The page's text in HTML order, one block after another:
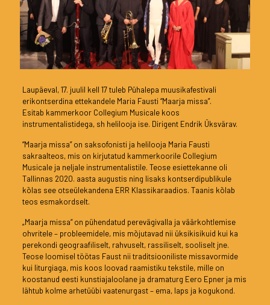
Laupäeval, 17. juulil kell 17 tuleb Pühalepa muusikafestivali
erikontserdina ettekandele Maria Fausti “Maarja missa”.
Esitab kammerkoor Collegium Musicale koos
instrumentalistidega, sh helilooja ise. Dirigent Endrik Üksvärav.
“Maarja missa” on saksofonisti ja helilooja Maria Fausti
sakraalteos, mis on kirjutatud kammerkoorile Collegium
Musicale ja neljale instrumentalistile. Teose esiettekanne oli
Tallinnas 2020. aasta augustis ning lisaks kontserdipublikule
kõlas see otseülekandena ERR Klassikaraadios. Taanis kõlab
teos esmakordselt.
„Maarja missa“ on pühendatud perevägivalla ja väärkohtlemise
ohvritele – probleemidele, mis mõjutavad nii üksikisikuid kui ka
perekondi geograafiliselt, rahvuselt, rassiliselt, sooliselt jne.
Teose loomisel töötas Faust nii traditsiooniliste missavormide
kui liturgiaga, mis koos loovad raamistiku tekstile, mille on
koostanud eesti kunstiajaloolane ja dramaturg Eero Epner ja mis
lähtub kolme arhetüübi vaatenurgast – ema, laps ja kogukond.